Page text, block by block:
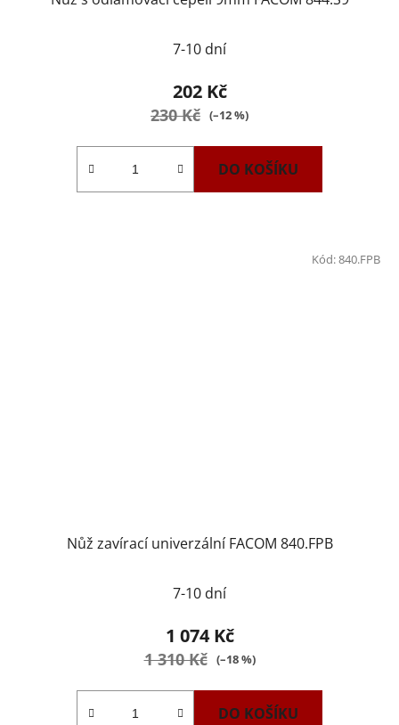
7-10 dní
202 Kč
230 Kč (–12 %)
DO KOŠÍKU
Nůž zavírací univerzální FACOM 840.FPB
7-10 dní
1 074 Kč
1 310 Kč (–18 %)
DO KOŠÍKU
Kód:840.FPB